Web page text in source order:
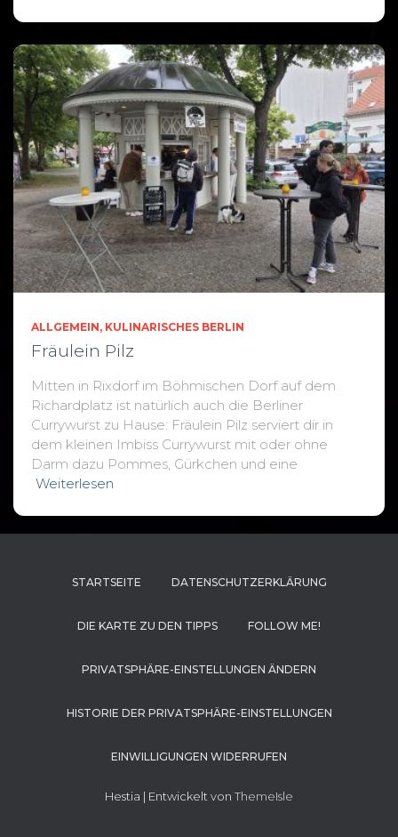
ALLGEMEIN KULINARISCHES BERLIN
Fräulein Pilz
Mitten in Rixdorf im Böhmischen Dorf auf dem
Richardplatz ist natürlich auch die Berliner
Currywurst zu Hause: Fräulein Pilz serviert dir in
dem kleinen Imbiss Currywurst mit oder ohne
Darm dazu Pommes, Gürkchen und eine
Weiterlesen
STARTSEITE DATENSCHUTZERKLÄRUNG
DIE KARTE ZU DEN TIPPS FOLLOW ME!
PRIVATSPHÄRE-EINSTELLUNGEN ÄNDERN
HISTORIE DER PRIVATSPHÄRE-EINSTELLUNGEN
EINWILLIGUNGEN WIDERRUFEN
Hestia | Entwickelt von ThemeIsle